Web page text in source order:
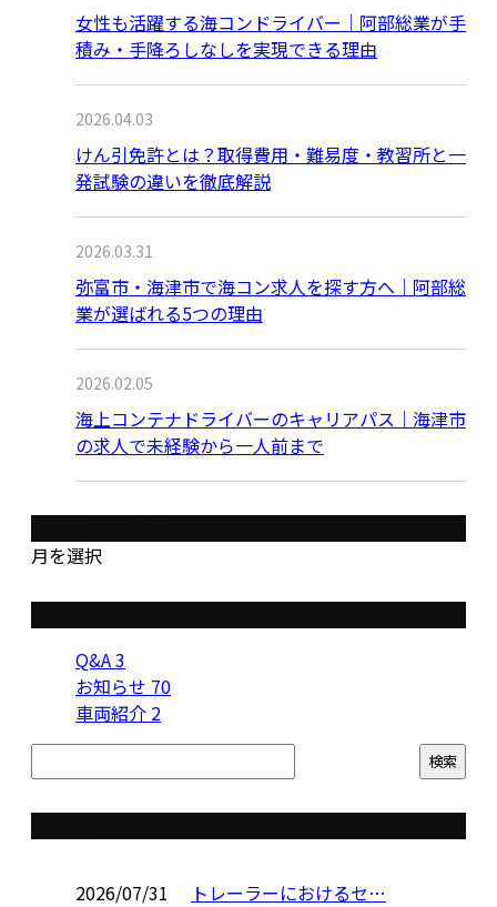
女性も活躍する海コンドライバー｜阿部総業が手
積み・手降ろしなしを実現できる理由
2026.04.03
けん引免許とは？取得費用・難易度・教習所と一
発試験の違いを徹底解説
2026.03.31
弥富市・海津市で海コン求人を探す方へ｜阿部総
業が選ばれる5つの理由
2026.02.05
海上コンテナドライバーのキャリアパス｜海津市
の求人で未経験から一人前まで
月を選択
Q&A3
お知らせ 70
車両紹介 2
2026/07/31 トレーラーにおけるセ…